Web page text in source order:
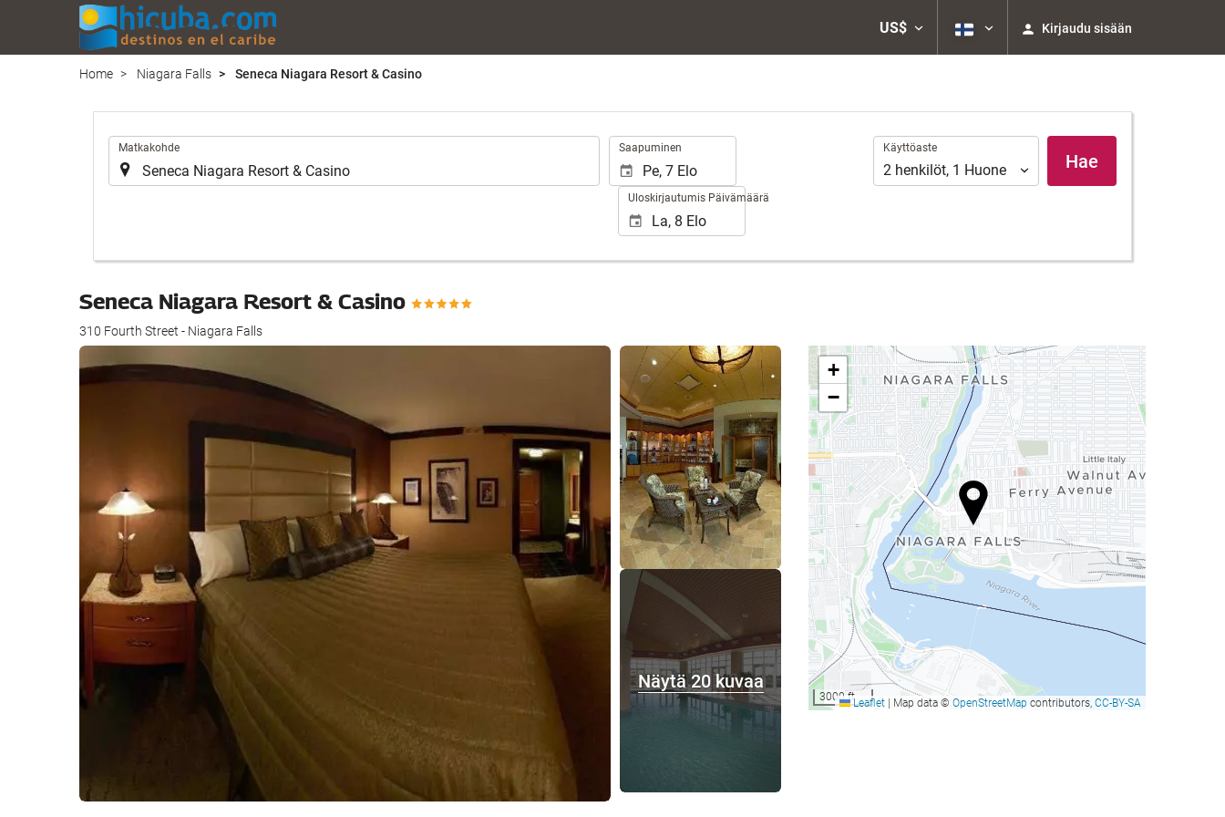
US$ Kirjaudu sisään
Home Niagara Falls Seneca Niagara Resort & Casino
Matkakohde Saapuminen
Uloskirjautumis Päivämäärä
Käyttöaste
Käyttöaste
2 henkilöt, 1 Huone Hae
Seneca Niagara Resort & Casino
310 Fourth Street - Niagara Falls
Näytä 20 kuvaa
Näytä 20 kuvaa
+
−
3000 ftLeaflet Map data © OpenStreetMap contributors, CC-BY-SA